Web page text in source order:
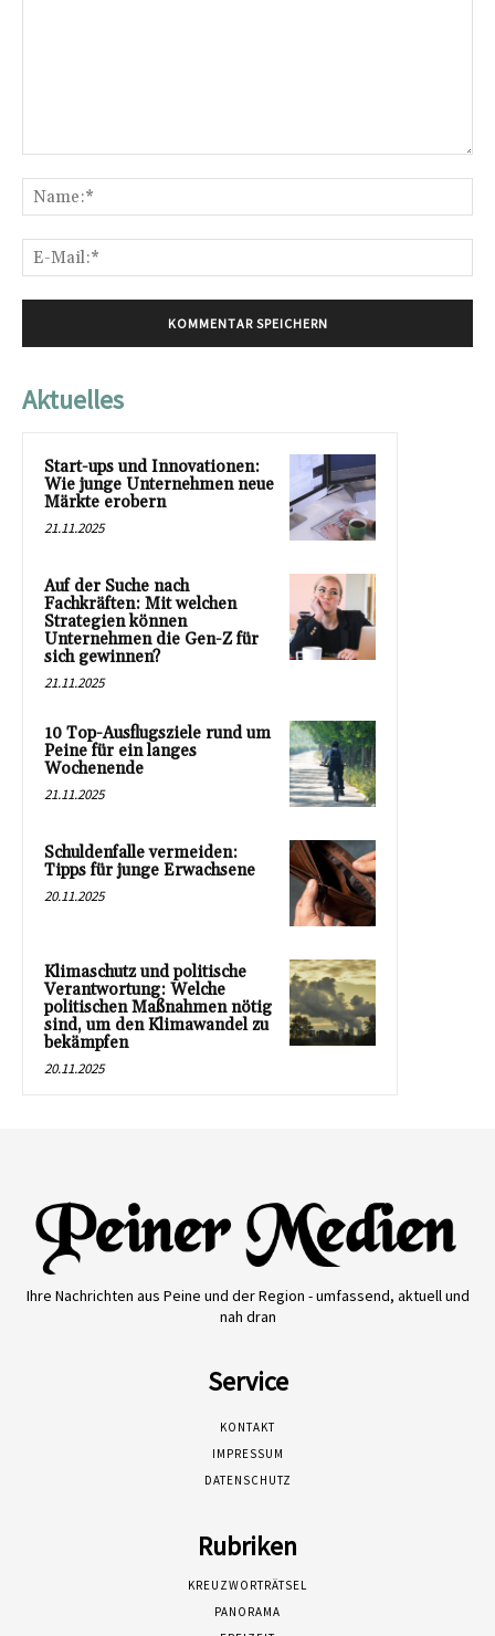
Aktuelles
Start-ups und Innovationen:
Wie junge Unternehmen neue
Märkte erobern
21.11.2025
Auf der Suche nach
Fachkräften: Mit welchen
Strategien können
Unternehmen die Gen-Z für
sich gewinnen?
21.11.2025
10 Top-Ausflugsziele rund um
Peine für ein langes
Wochenende
21.11.2025
Schuldenfalle vermeiden:
Tipps für junge Erwachsene
20.11.2025
Klimaschutz und politische
Verantwortung: Welche
politischen Maßnahmen nötig
sind, um den Klimawandel zu
bekämpfen
20.11.2025
Ihre Nachrichten aus Peine und der Region - umfassend, aktuell und
nah dran
Service
KONTAKT
IMPRESSUM
DATENSCHUTZ
Rubriken
KREUZWORTRÄTSEL
PANORAMA